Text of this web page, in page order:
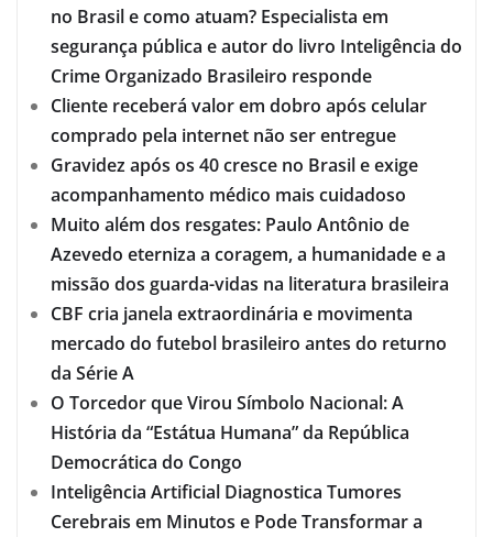
no Brasil e como atuam? Especialista em
segurança pública e autor do livro Inteligência do
Crime Organizado Brasileiro responde
Cliente receberá valor em dobro após celular
comprado pela internet não ser entregue
Gravidez após os 40 cresce no Brasil e exige
acompanhamento médico mais cuidadoso
Muito além dos resgates: Paulo Antônio de
Azevedo eterniza a coragem, a humanidade e a
missão dos guarda-vidas na literatura brasileira
CBF cria janela extraordinária e movimenta
mercado do futebol brasileiro antes do returno
da Série A
O Torcedor que Virou Símbolo Nacional: A
História da “Estátua Humana” da República
Democrática do Congo
Inteligência Artificial Diagnostica Tumores
Cerebrais em Minutos e Pode Transformar a